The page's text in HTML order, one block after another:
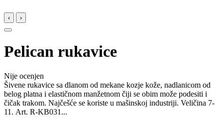
‹ ›
Pelican rukavice
Nije ocenjen
Šivene rukavice sa dlanom od mekane kozje kože, nadlanicom od
belog platna i elastičnom manžetnom čiji se obim može podesiti i
čičak trakom. Najčešće se koriste u mašinskoj industriji. Veličina 7-
11. Art. R-KB031...